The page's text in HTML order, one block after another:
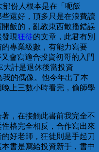
份人根本是在「呃飯
還好，頂多只是在浪費讀
飯的，亂教東西散播錯誤
現狂徒的文章，此君有別
專業級數，有能力寫要
會寫適合投資初哥的入門
大計是退休後當投資
的偶像。他今年出了本
上三數小時看完，偷師學
，在接觸此書前我完全不
格完全相反，合作寫出來
好老師，狂徒則是手起刀
書是寫給投資新手，書中